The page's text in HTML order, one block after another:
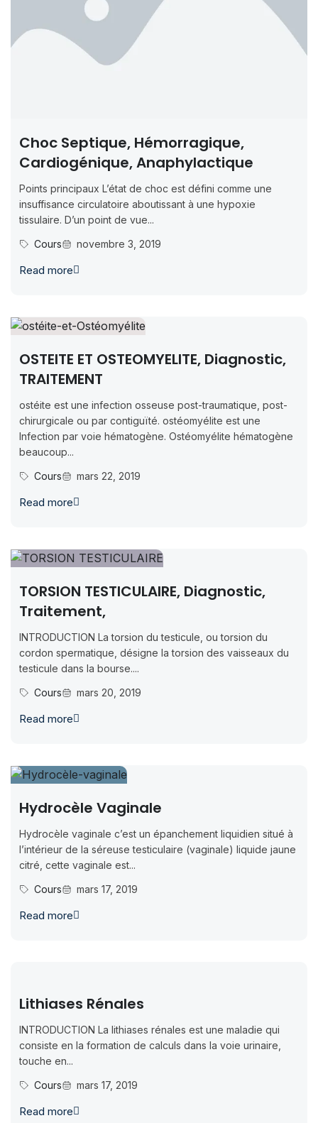
Choc Septique, Hémorragique,
Cardiogénique, Anaphylactique
Points principaux L’état de choc est défini comme une
insuffisance circulatoire aboutissant à une hypoxie
tissulaire. D’un point de vue...
Cours
novembre 3, 2019
Read more
OSTEITE ET OSTEOMYELITE, Diagnostic,
TRAITEMENT
ostéite est une infection osseuse post-traumatique, post-
chirurgicale ou par contiguïté. ostéomyélite est une
Infection par voie hématogène. Ostéomyélite hématogène
beaucoup...
Cours
mars 22, 2019
Read more
TORSION TESTICULAIRE, Diagnostic,
Traitement,
INTRODUCTION La torsion du testicule, ou torsion du
cordon spermatique, désigne la torsion des vaisseaux du
testicule dans la bourse....
Cours
mars 20, 2019
Read more
Hydrocèle Vaginale
Hydrocèle vaginale c’est un épanchement liquidien situé à
l’intérieur de la séreuse testiculaire (vaginale) liquide jaune
citré, cette vaginale est...
Cours
mars 17, 2019
Read more
Lithiases Rénales
INTRODUCTION La lithiases rénales est une maladie qui
consiste en la formation de calculs dans la voie urinaire,
touche en...
Cours
mars 17, 2019
Read more